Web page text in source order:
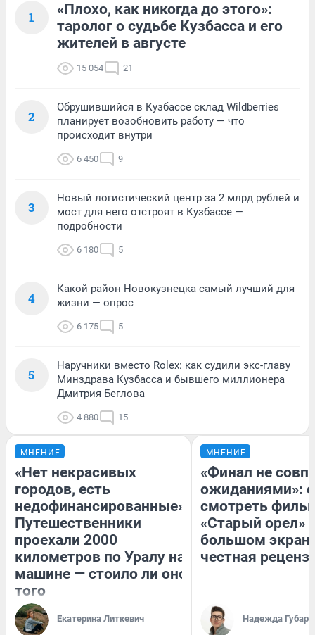
1
«Плохо, как никогда до этого»:
таролог о судьбе Кузбасса и его
жителей в августе
15 054 21
2
Обрушившийся в Кузбассе склад Wildberries
планирует возобновить работу — что
происходит внутри
6 450 9
3
Новый логистический центр за 2 млрд рублей и
мост для него отстроят в Кузбассе —
подробности
6 180 5
4
Какой район Новокузнецка самый лучший для
жизни — опрос
6 175 5
5
Наручники вместо Rolex: как судили экс-главу
Минздрава Кузбасса и бывшего миллионера
Дмитрия Беглова
4 880 15
МНЕНИЕ
«Нет некрасивых
городов, есть
недофинансированные».
Путешественники
проехали 2000
километров по Уралу на
машине — стоило ли оно
того
Екатерина Литкевич
МНЕНИЕ
«Финал не
ожиданиями»:
смотреть
«Старый орел»
большом
честная
Надежда Губарь